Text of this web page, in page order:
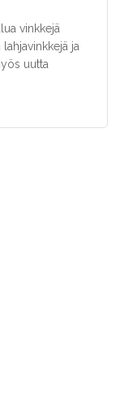
vinkkejä
ja
uutta